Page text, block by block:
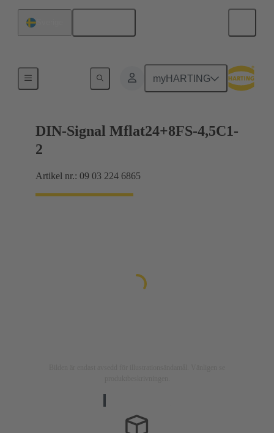
myHARTING
Förbindning moderkort till dotterkort
DIN-Signal Mflat24+8FS-4,5C1-
2
Artikel nr.: 09 03 224 6865